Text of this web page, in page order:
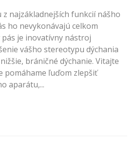
z najzákladnejších funkcií nášho
ho nevykonávajú celkom
je inovatívny nástroj
vášho stereotypu dýchania
bráničné dýchanie. Vitajte
pomáhame ľuďom zlepšiť
aparátu,...